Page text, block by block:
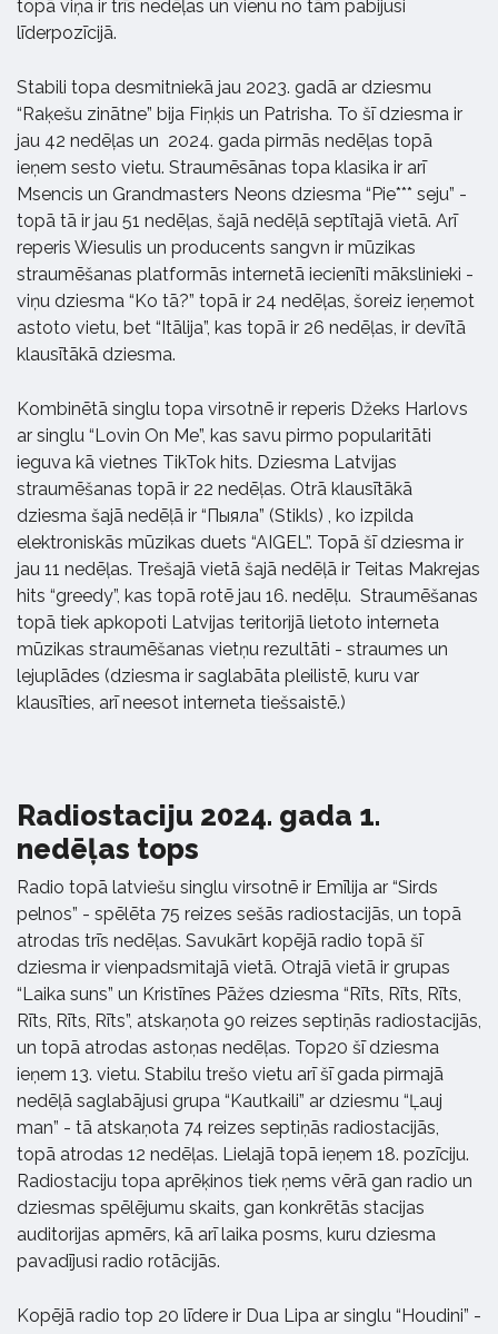
topā viņa ir trīs nedēļas un vienu no tām pabijusi
līderpozīcijā.
Stabili topa desmitniekā jau 2023. gadā ar dziesmu
“Raķešu zinātne” bija Fiņķis un Patrisha. To šī dziesma ir
jau 42 nedēļas un 2024. gada pirmās nedēļas topā
ieņem sesto vietu. Straumēsānas topa klasika ir arī
Msencis un Grandmasters Neons dziesma “Pie*** seju” -
topā tā ir jau 51 nedēļas, šajā nedēļā septītajā vietā. Arī
reperis Wiesulis un producents sangvn ir mūzikas
straumēšanas platformās internetā iecienīti mākslinieki -
viņu dziesma “Ko tā?” topā ir 24 nedēļas, šoreiz ieņemot
astoto vietu, bet “Itālija”, kas topā ir 26 nedēļas, ir devītā
klausītākā dziesma.
Kombinētā singlu topa virsotnē ir reperis Džeks Harlovs
ar singlu “Lovin On Me”, kas savu pirmo popularitāti
ieguva kā vietnes TikTok hits. Dziesma Latvijas
straumēšanas topā ir 22 nedēļas. Otrā klausītākā
dziesma šajā nedēļā ir “Пыяла” (Stikls) , ko izpilda
elektroniskās mūzikas duets “AIGEL”. Topā šī dziesma ir
jau 11 nedēļas. Trešajā vietā šajā nedēļā ir Teitas Makrejas
hits “greedy”, kas topā rotē jau 16. nedēļu. Straumēšanas
topā tiek apkopoti Latvijas teritorijā lietoto interneta
mūzikas straumēšanas vietņu rezultāti - straumes un
lejuplādes (dziesma ir saglabāta pleilistē, kuru var
klausīties, arī neesot interneta tiešsaistē.)
Radiostaciju 2024. gada 1.
nedēļas tops
Radio topā latviešu singlu virsotnē ir Emīlija ar “Sirds
pelnos” - spēlēta 75 reizes sešās radiostacijās, un topā
atrodas trīs nedēļas. Savukārt kopējā radio topā šī
dziesma ir vienpadsmitajā vietā. Otrajā vietā ir grupas
“Laika suns” un Kristīnes Pāžes dziesma “Rīts, Rīts, Rīts,
Rīts, Rīts, Rīts”, atskaņota 90 reizes septiņās radiostacijās,
un topā atrodas astoņas nedēļas. Top20 šī dziesma
ieņem 13. vietu. Stabilu trešo vietu arī šī gada pirmajā
nedēļā saglabājusi grupa “Kautkaili” ar dziesmu “Ļauj
man” - tā atskaņota 74 reizes septiņās radiostacijās,
topā atrodas 12 nedēļas. Lielajā topā ieņem 18. pozīciju.
Radiostaciju topa aprēķinos tiek ņems vērā gan radio un
dziesmas spēlējumu skaits, gan konkrētās stacijas
auditorijas apmērs, kā arī laika posms, kuru dziesma
pavadījusi radio rotācijās.
Kopējā radio top 20 līdere ir Dua Lipa ar singlu “Houdini” -